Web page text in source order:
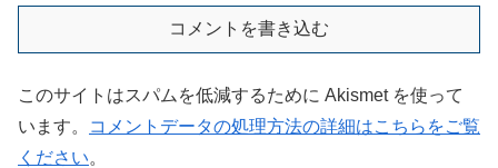
コメントを書き込む
このサイトはスパムを低減するために Akismet を使って
います。
コメントデータの処理方法の詳細はこちらをご覧
ください。